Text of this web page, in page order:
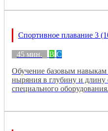
Спортивное плавание 3
45 мин. B C
Обучение базовым навыкам
ныряния в глубину и длину
специального оборудования.